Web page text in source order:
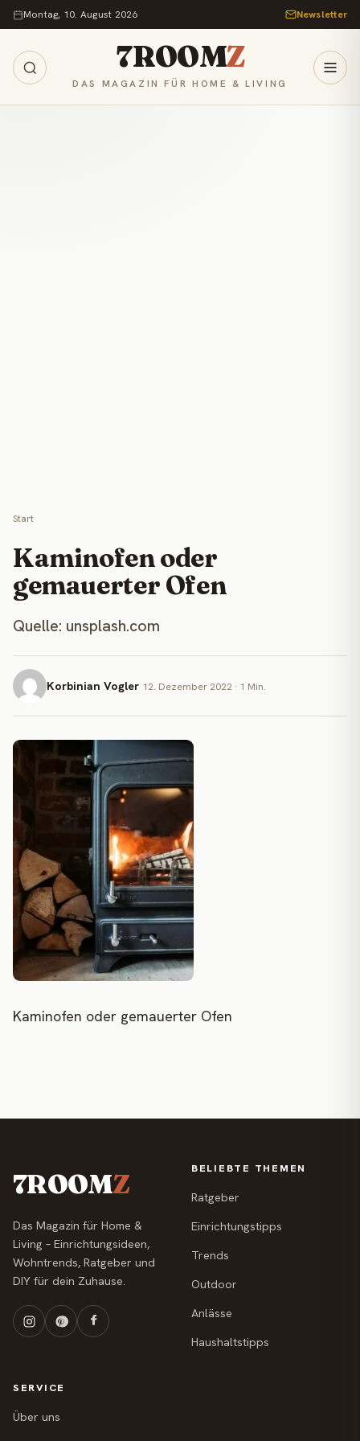
Zum Inhalt springen
Montag, 10. August 2026 Newsletter
7ROOMZ
DAS MAGAZIN FÜR HOME & LIVING
Start
Kaminofen oder
gemauerter Ofen
Quelle: unsplash.com
Korbinian Vogler 12. Dezember 2022 · 1 Min.
Kaminofen oder gemauerter Ofen
7ROOMZ
Das Magazin für Home &
Living – Einrichtungsideen,
Wohntrends, Ratgeber und
DIY für dein Zuhause.
BELIEBTE THEMEN
Ratgeber
Einrichtungstipps
Trends
Outdoor
Anlässe
Haushaltstipps
SERVICE
Über uns